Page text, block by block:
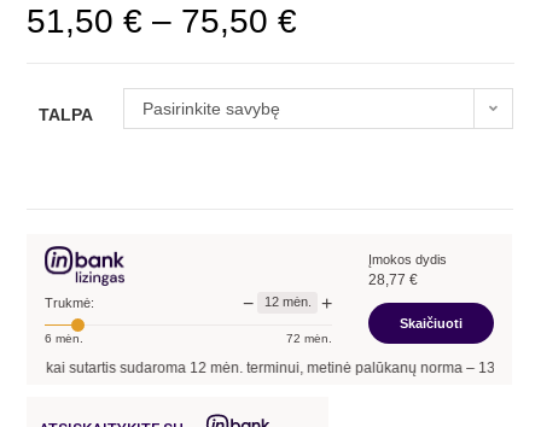
51,50€ – 75,50€
TALPA Pasirinkite savybę
Trukmė: − 12mėn. +
6 mėn. 72 mėn.
Įmokos dydis
28,77 €
Skaičiuoti
kai sutartis sudaroma12mėn. terminui, metinė palūkanų norma –13,90 %